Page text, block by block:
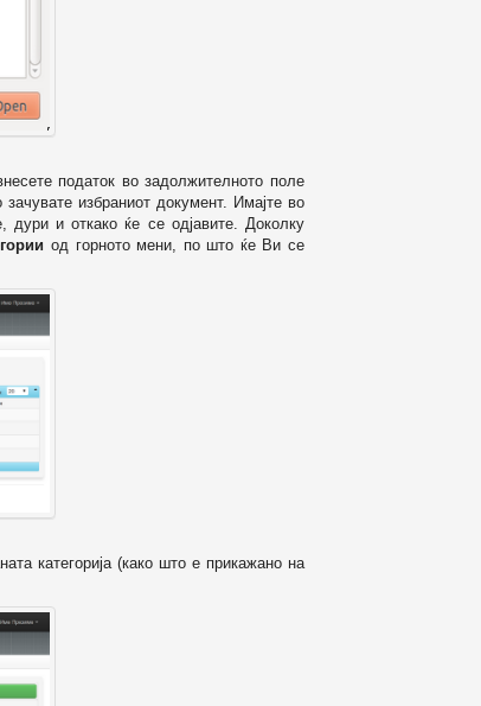
податок во задолжителното поле
избраниот документ. Имајте во
и откако ќе се одјавите. Доколку
од горното мени, по што ќе Ви се
категорија (како што е прикажано на